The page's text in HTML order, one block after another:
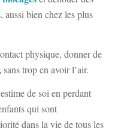
aussi bien chez les plus
physique, donner de
sans trop en avoir l’air.
de soi en perdant
qui sont
dans la vie de tous les